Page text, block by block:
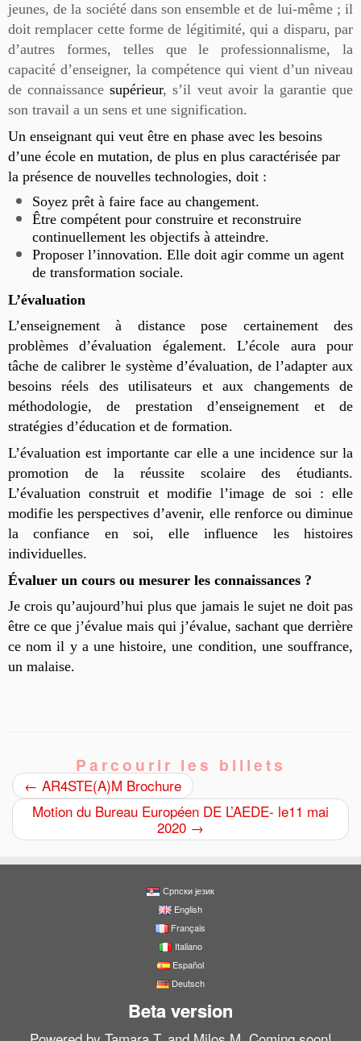
jeunes, de la société dans son ensemble et de lui-même ; il
doit remplacer cette forme de légitimité, qui a disparu, par
d’autres formes, telles que le professionnalisme, la
capacité d’enseigner, la compétence qui vient d’un niveau
de connaissancesupérieur, s’il veut avoir la garantie que
son travail a un sens et une signification.
Un enseignant qui veut être en phase avec les besoins
d’une école en mutation, de plus en plus caractérisée par
la présence de nouvelles technologies, doit :
Soyez prêt à faire face au changement.
Être compétent pour construire et reconstruire
continuellement les objectifs à atteindre.
Proposer l’innovation. Elle doit agir comme un agent
de transformation sociale.
L’évaluation
L’enseignement à distance pose certainement des
problèmes d’évaluation également. L’école aura pour
tâche de calibrer le système d’évaluation, de l’adapter aux
besoins réels des utilisateurs et aux changements de
méthodologie, de prestation d’enseignement et de
stratégies d’éducation et de formation.
L’évaluation est importante car elle a une incidence sur la
promotion de la réussite scolaire des étudiants.
L’évaluation construit et modifie l’image de soi : elle
modifie les perspectives d’avenir, elle renforce ou diminue
la confiance en soi, elle influence les histoires
individuelles.
Évaluer un cours ou mesurer les connaissances ?
Je crois qu’aujourd’hui plus que jamais le sujet ne doit pas
être ce que j’évalue mais qui j’évalue, sachant que derrière
ce nom il y a une histoire, une condition, une souffrance,
un malaise.
Parcourir les billets
← AR4STE(A)M Brochure
Motion du Bureau Européen DE L’AEDE- le11 mai
2020 →
Српски језик
English
Français
Italiano
Español
Deutsch
Beta version